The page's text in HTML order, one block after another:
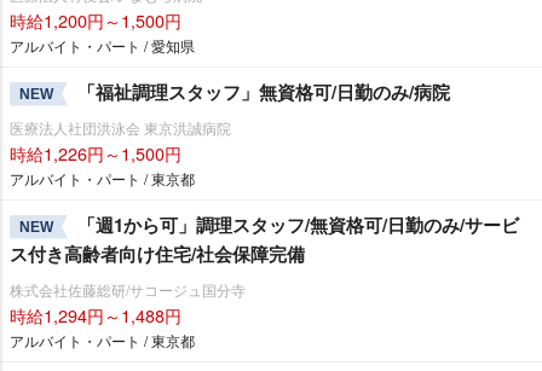
時給1,200円～1,500円
アルバイト・パート / 愛知県
NEW 「福祉調理スタッフ」無資格可/日勤のみ/病院
医療法人社団洪泳会 東京洪誠病院
時給1,226円～1,500円
アルバイト・パート / 東京都
NEW
「週1から可」調理スタッフ/無資格可/日勤のみ/サービ
ス付き高齢者向け住宅/社会保障完備
株式会社佐藤総研/サコージュ国分寺
時給1,294円～1,488円
アルバイト・パート / 東京都